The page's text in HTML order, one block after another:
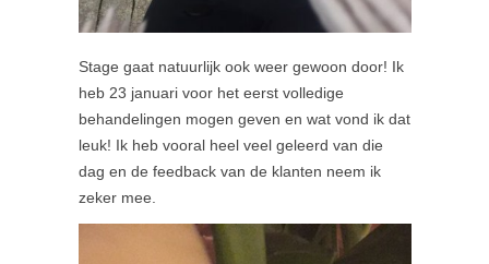
Stage gaat natuurlijk ook weer gewoon door! Ik
heb 23 januari voor het eerst volledige
behandelingen mogen geven en wat vond ik dat
leuk! Ik heb vooral heel veel geleerd van die
dag en de feedback van de klanten neem ik
zeker mee.